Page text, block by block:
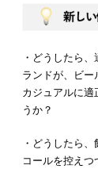
・どうしたら
ランドが、ビー
カジュアルに適
うか？
・どうしたら
コールを控え